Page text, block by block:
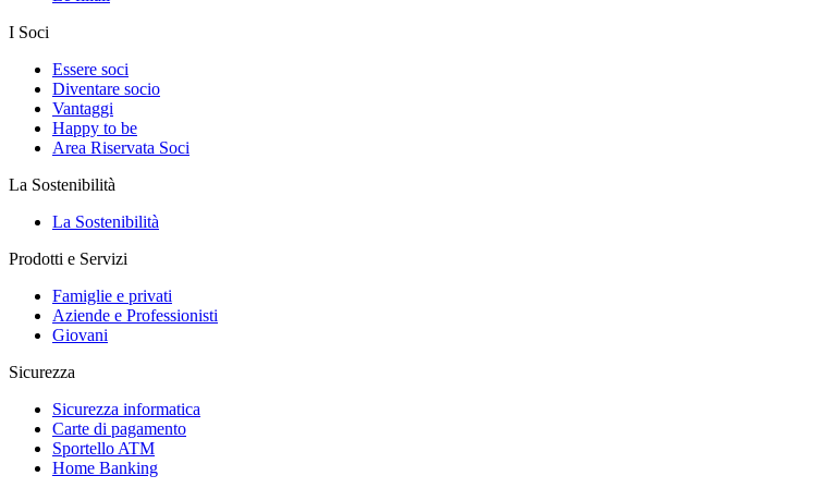
I Soci
Essere soci
Diventare socio
Vantaggi
Happy to be
Area Riservata Soci
La Sostenibilità
La Sostenibilità
Prodotti e Servizi
Famiglie e privati
Aziende e Professionisti
Giovani
Sicurezza
Sicurezza informatica
Carte di pagamento
Sportello ATM
Home Banking